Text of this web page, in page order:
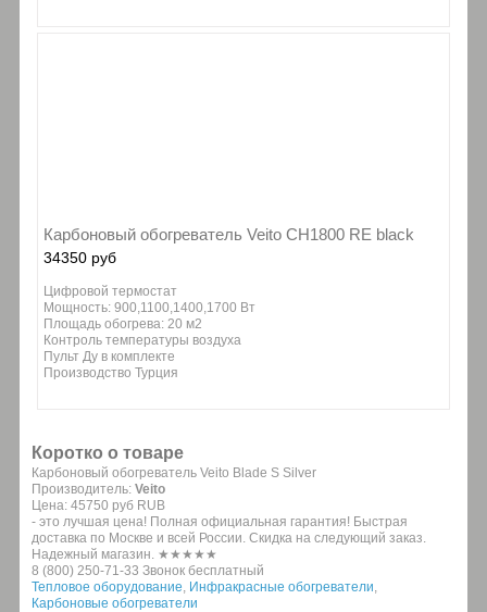
Карбоновый обогреватель Veito CH1800 RE black
34350 руб
Цифровой термостат
Мощность: 900,1100,1400,1700 Вт
Площадь обогрева: 20 м2
Контроль температуры воздуха
Пульт Ду в комплекте
Производство Турция
Коротко о товаре
Карбоновый обогреватель Veito Blade S Silver
Производитель: Veito
Цена: 45750 руб RUB
- это лучшая цена! Полная официальная гарантия! Быстрая
доставка по Москве и всей России. Скидка на следующий заказ.
Надежный магазин. ★★★★★
8 (800) 250-71-33 Звонок бесплатный
Тепловое оборудование, Инфракрасные обогреватели,
Карбоновые обогреватели